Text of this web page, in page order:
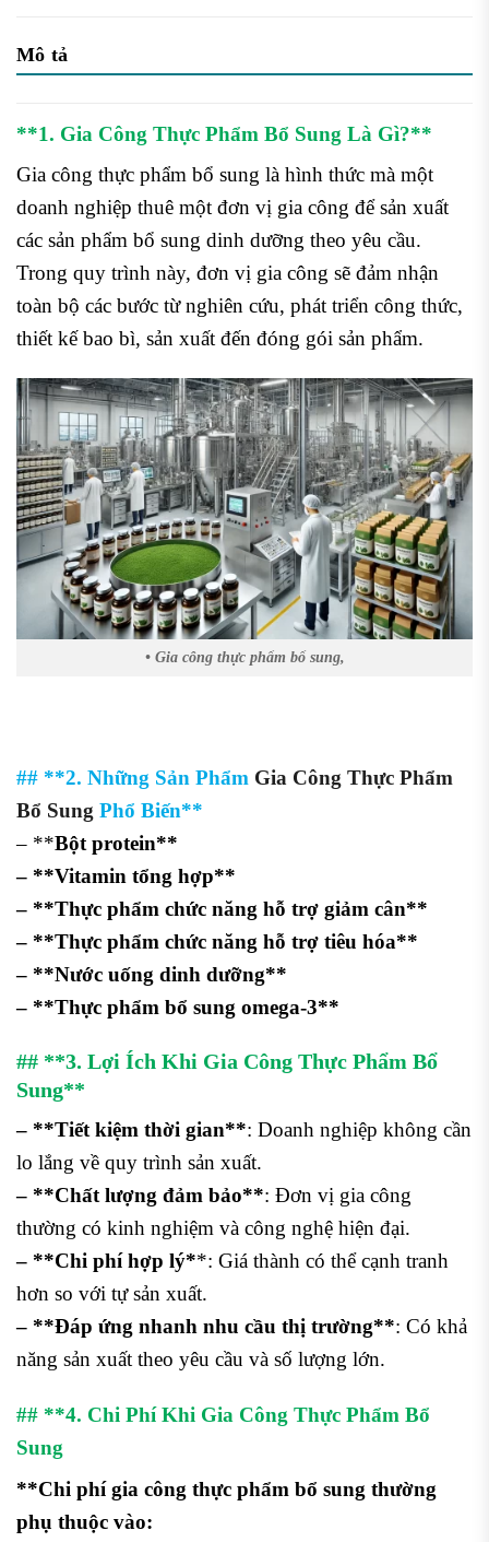
Mô tả
**1. Gia Công Thực Phẩm Bổ Sung Là Gì?**
Gia công thực phẩm bổ sung là hình thức mà một
doanh nghiệp thuê một đơn vị gia công để sản xuất
các sản phẩm bổ sung dinh dưỡng theo yêu cầu.
Trong quy trình này, đơn vị gia công sẽ đảm nhận
toàn bộ các bước từ nghiên cứu, phát triển công thức,
thiết kế bao bì, sản xuất đến đóng gói sản phẩm.
• Gia công thực phẩm bổ sung,
## **2. Những Sản Phẩm Gia Công Thực Phẩm
Bổ Sung Phổ Biến**
– **Bột protein**
– **Vitamin tổng hợp**
– **Thực phẩm chức năng hỗ trợ giảm cân**
– **Thực phẩm chức năng hỗ trợ tiêu hóa**
– **Nước uống dinh dưỡng**
– **Thực phẩm bổ sung omega-3**
## **3. Lợi Ích Khi Gia Công Thực Phẩm Bổ
Sung**
– **Tiết kiệm thời gian**: Doanh nghiệp không cần
lo lắng về quy trình sản xuất.
– **Chất lượng đảm bảo**: Đơn vị gia công
thường có kinh nghiệm và công nghệ hiện đại.
– **Chi phí hợp lý**: Giá thành có thể cạnh tranh
hơn so với tự sản xuất.
– **Đáp ứng nhanh nhu cầu thị trường**: Có khả
năng sản xuất theo yêu cầu và số lượng lớn.
## **4. Chi Phí Khi Gia Công Thực Phẩm Bổ
Sung
**Chi phí gia công thực phẩm bổ sung thường
phụ thuộc vào: